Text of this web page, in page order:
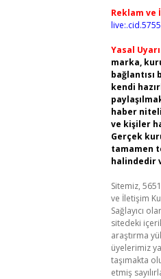
Reklam ve
Yasal
marka,
bağlantısı
kendi
haber
ve kişiler
Gerçek
tamamen
halindedir
Sitemiz,
ve İletişim
Sağlayıcı
sitedeki
araştırma
üyelerimiz
taşımakta
etmiş